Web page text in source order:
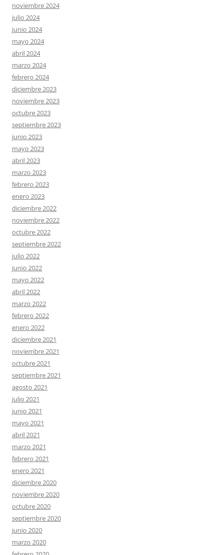
noviembre 2024
julio 2024
junio 2024
mayo 2024
abril 2024
marzo 2024
febrero 2024
diciembre 2023
noviembre 2023
octubre 2023
septiembre 2023
junio 2023
mayo 2023
abril 2023
marzo 2023
febrero 2023
enero 2023
diciembre 2022
noviembre 2022
octubre 2022
septiembre 2022
julio 2022
junio 2022
mayo 2022
abril 2022
marzo 2022
febrero 2022
enero 2022
diciembre 2021
noviembre 2021
octubre 2021
septiembre 2021
agosto 2021
julio 2021
junio 2021
mayo 2021
abril 2021
marzo 2021
febrero 2021
enero 2021
diciembre 2020
noviembre 2020
octubre 2020
septiembre 2020
junio 2020
marzo 2020